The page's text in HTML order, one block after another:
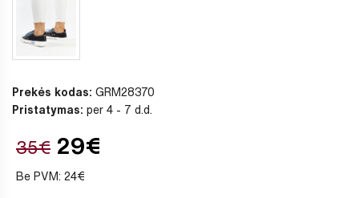
Prekės kodas: GRM28370
Pristatymas: per 4 - 7 d.d.
35€ 29€
Be PVM: 24€